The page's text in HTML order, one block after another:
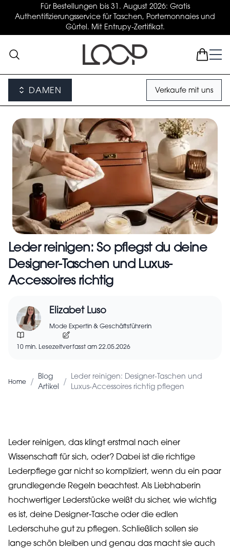
Für Bestellungen bis 31. August 2026: Gratis
Authentifizierungsservice für Taschen, Portemonnaies und
Gürtel. Mit Entrupy-Zertifikat.
DAMEN Verkaufe mit uns
Leder reinigen: So pflegst du deine
Designer-Taschen und Luxus-
Accessoires richtig
Elizabet Luso
Mode Expertin & Geschäftsführerin
10 min. Lesezeitverfasst am 22.05.2026
Home /
Blog
Artikel
/
Leder reinigen: Designer-Taschen und
Luxus-Accessoires richtig pflegen
Leder reinigen, das klingt erstmal nach einer
Wissenschaft für sich, oder? Dabei ist die richtige
Lederpflege gar nicht so kompliziert, wenn du ein paar
grundlegende Regeln beachtest. Als Liebhaberin
hochwertiger Lederstücke weißt du sicher, wie wichtig
es ist, deine Designer-Tasche oder die edlen
Lederschuhe gut zu pflegen. Schließlich sollen sie
lange schön bleiben und genau das macht sie auch